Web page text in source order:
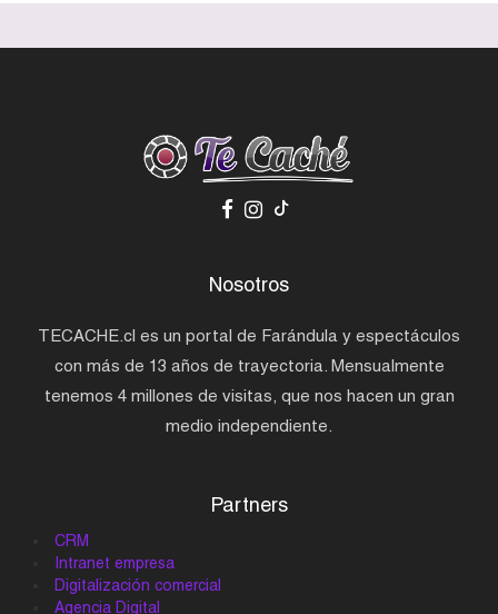
Nosotros
TECACHE.cl es un portal de Farándula y espectáculos
con más de 13 años de trayectoria. Mensualmente
tenemos 4 millones de visitas, que nos hacen un gran
medio independiente.
Partners
CRM
Intranet empresa
Digitalización comercial
Agencia Digital